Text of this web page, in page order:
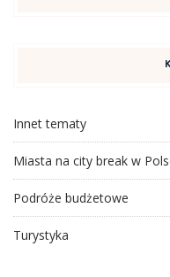
Innet tematy
Miasta na city break w
Podróże budżetowe
Turystyka